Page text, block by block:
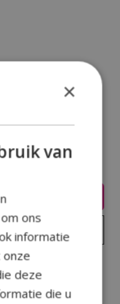
×
van
ons
informatie
onze
deze
die u